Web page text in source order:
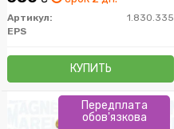
Артикул:
1.830.335
EPS
КУПИТЬ
Передплата
обов'язкова